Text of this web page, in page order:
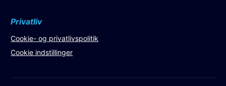
Privatliv
Cookie- og privatlivspolitik
Cookie indstillinger